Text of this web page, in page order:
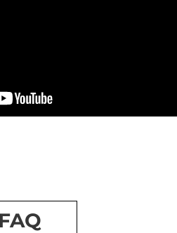
FAQ